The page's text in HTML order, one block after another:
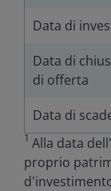
Data di
Data di
di offerta
Data di
1Alla data
proprio